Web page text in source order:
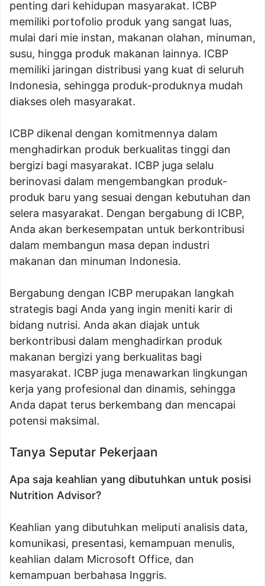
penting dari kehidupan masyarakat. ICBP
memiliki portofolio produk yang sangat luas,
mulai dari mie instan, makanan olahan, minuman,
susu, hingga produk makanan lainnya. ICBP
memiliki jaringan distribusi yang kuat di seluruh
Indonesia, sehingga produk-produknya mudah
diakses oleh masyarakat.
ICBP dikenal dengan komitmennya dalam
menghadirkan produk berkualitas tinggi dan
bergizi bagi masyarakat. ICBP juga selalu
berinovasi dalam mengembangkan produk-
produk baru yang sesuai dengan kebutuhan dan
selera masyarakat. Dengan bergabung di ICBP,
Anda akan berkesempatan untuk berkontribusi
dalam membangun masa depan industri
makanan dan minuman Indonesia.
Bergabung dengan ICBP merupakan langkah
strategis bagi Anda yang ingin meniti karir di
bidang nutrisi. Anda akan diajak untuk
berkontribusi dalam menghadirkan produk
makanan bergizi yang berkualitas bagi
masyarakat. ICBP juga menawarkan lingkungan
kerja yang profesional dan dinamis, sehingga
Anda dapat terus berkembang dan mencapai
potensi maksimal.
Tanya Seputar Pekerjaan
Apa saja keahlian yang dibutuhkan untuk posisi
Nutrition Advisor?
Keahlian yang dibutuhkan meliputi analisis data,
komunikasi, presentasi, kemampuan menulis,
keahlian dalam Microsoft Office, dan
kemampuan berbahasa Inggris.